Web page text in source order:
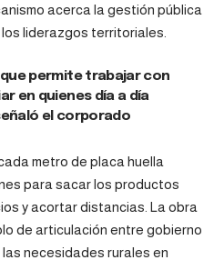
acerca la gestión pública
liderazgos territoriales.
permite trabajar con
en quienes día a día
el corporado
metro de placa huella
para sacar los productos
y acortar distancias. La obra
de articulación entre gobierno
necesidades rurales en